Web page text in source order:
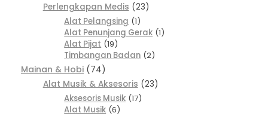
Perlengkapan Medis
23
Alat Pelangsing 1
Alat Penunjang Gerak 1
Alat Pijat 19
Timbangan Badan 2
Mainan & Hobi 74
Alat Musik & Aksesoris
23
Aksesoris Musik 17
Alat Musik 6